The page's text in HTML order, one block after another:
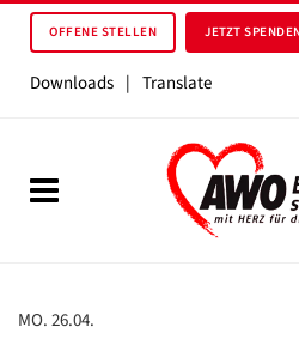
OFFENE STELLEN JETZT
Downloads | Translate
MO. 26.04.